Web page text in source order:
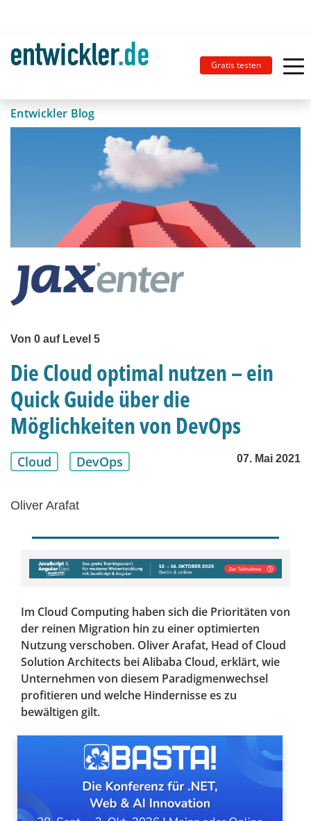
Gratis testen
Entwickler Blog
Von 0 auf Level 5
Die Cloud optimal nutzen – ein
Quick Guide über die
Möglichkeiten von DevOps
Cloud DevOps 07. Mai 2021
Oliver Arafat
Im Cloud Computing haben sich die Prioritäten von
der reinen Migration hin zu einer optimierten
Nutzung verschoben. Oliver Arafat, Head of Cloud
Solution Architects bei Alibaba Cloud, erklärt, wie
Unternehmen von diesem Paradigmenwechsel
profitieren und welche Hindernisse es zu
bewältigen gilt.